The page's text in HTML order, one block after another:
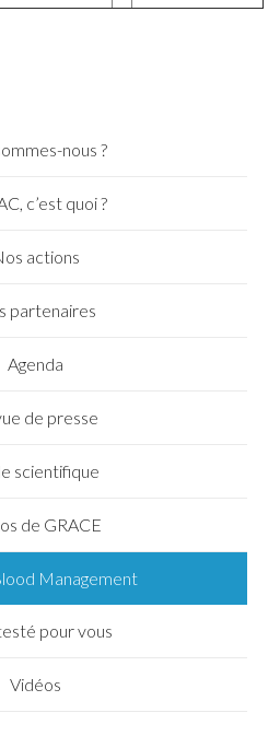
nous ?
c’est quoi ?
actions
partenaires
Agenda
de presse
scientifique
de GRACE
Management
pour vous
Vidéos